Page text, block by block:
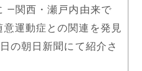
―関西・瀬戸内由来で
運動症との関連を発見
の朝日新聞にて紹介さ